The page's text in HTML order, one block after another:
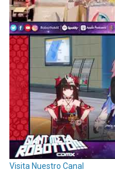
Visita Nuestro Canal